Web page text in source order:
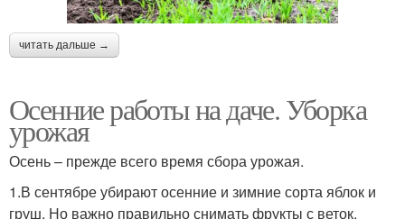
читать дальше →
Осенние работы на даче. Уборка
урожая
Осень – прежде всего время сбора урожая.
1.В сентябре убирают осенние и зимние сорта яблок и
груш. Но важно правильно снимать фрукты с веток,